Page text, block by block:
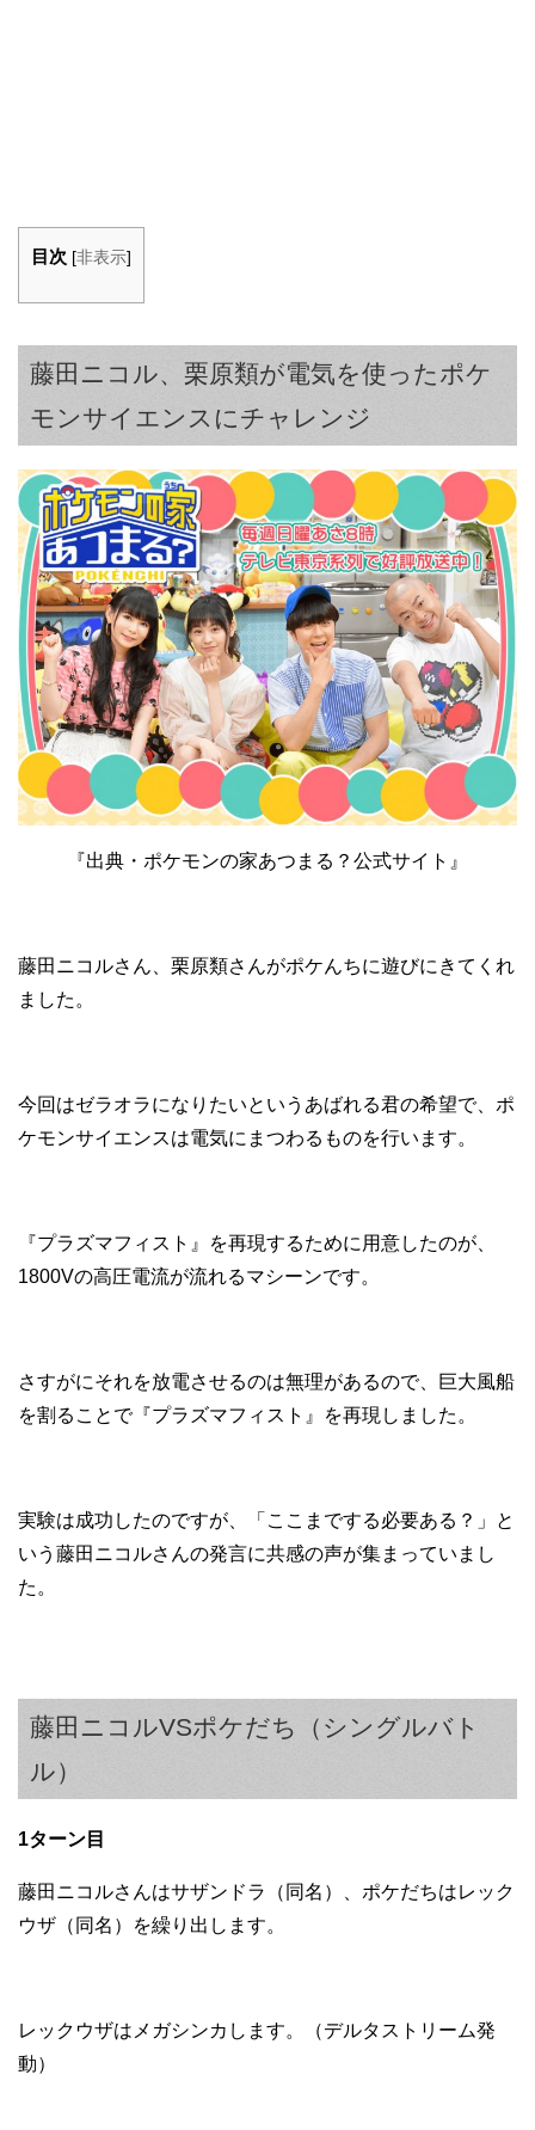
目次 [非表示]
藤田ニコル、栗原類が電気を使ったポケ
モンサイエンスにチャレンジ
『出典・ポケモンの家あつまる？公式サイト』
藤田ニコルさん、栗原類さんがポケんちに遊びにきてくれ
ました。
今回はゼラオラになりたいというあばれる君の希望で、ポ
ケモンサイエンスは電気にまつわるものを行います。
『プラズマフィスト』を再現するために用意したのが、
1800Vの高圧電流が流れるマシーンです。
さすがにそれを放電させるのは無理があるので、巨大風船
を割ることで『プラズマフィスト』を再現しました。
実験は成功したのですが、「ここまでする必要ある？」と
いう藤田ニコルさんの発言に共感の声が集まっていまし
た。
藤田ニコルVSポケだち（シングルバト
ル）
1ターン目
藤田ニコルさんはサザンドラ（同名）、ポケだちはレック
ウザ（同名）を繰り出します。
レックウザはメガシンカします。（デルタストリーム発
動）